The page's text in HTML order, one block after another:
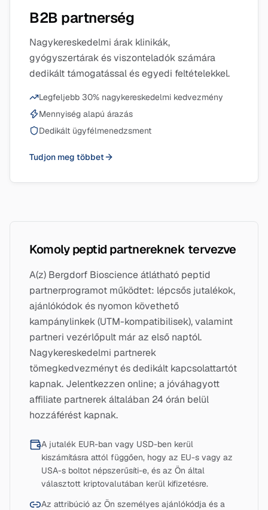
B2B partnerség
Nagykereskedelmi árak klinikák,
gyógyszertárak és viszonteladók számára
dedikált támogatással és egyedi feltételekkel.
Legfeljebb 30% nagykereskedelmi kedvezmény
Mennyiség alapú árazás
Dedikált ügyfélmenedzsment
Tudjon meg többet
Komoly peptid partnereknek tervezve
A(z) Bergdorf Bioscience átlátható peptid
partnerprogramot működtet: lépcsős jutalékok,
ajánlókódok és nyomon követhető
kampánylinkek (UTM-kompatibilisek), valamint
partneri vezérlőpult már az első naptól.
Nagykereskedelmi partnerek
tömegkedvezményt és dedikált kapcsolattartót
kapnak. Jelentkezzen online; a jóváhagyott
affiliate partnerek általában 24 órán belül
hozzáférést kapnak.
A jutalék EUR-ban vagy USD-ben kerül
kiszámításra attól függően, hogy az EU-s vagy az
USA-s boltot népszerűsíti-e, és az Ön által
választott kriptovalutában kerül kifizetésre.
Az attribúció az Ön személyes ajánlókódja és a